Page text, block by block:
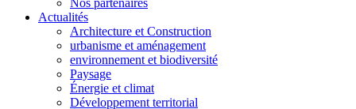
Nos partenaires
Actualités
Architecture et Construction
urbanisme et aménagement
environnement et biodiversité
Paysage
Énergie et climat
Développement territorial